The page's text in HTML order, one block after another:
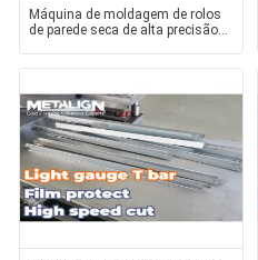
Máquina de moldagem de rolos
de parede seca de alta precisão